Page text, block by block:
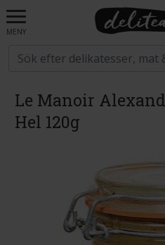
MENY
Le Manoir
Hel 120g